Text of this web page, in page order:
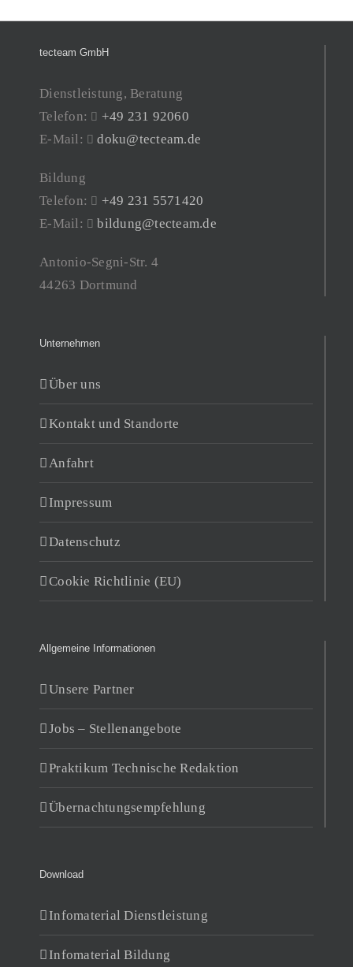
tecteam GmbH
Dienstleistung, Beratung
Telefon:
+49 231 92060
E-Mail:
doku@tecteam.de
Bildung
Telefon:
+49 231 5571420
E-Mail:
bildung@tecteam.de
Antonio-Segni-Str. 4
44263 Dortmund
Unternehmen
Über uns
Kontakt und Standorte
Anfahrt
Impressum
Datenschutz
Cookie Richtlinie (EU)
Allgemeine Informationen
Unsere Partner
Jobs – Stellenangebote
Praktikum Technische Redaktion
Übernachtungsempfehlung
Download
Infomaterial Dienstleistung
Infomaterial Bildung